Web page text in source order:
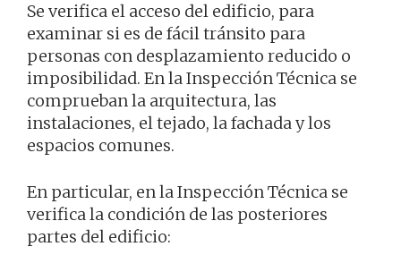
Se verifica el acceso del edificio, para
examinar si es de fácil tránsito para
personas con desplazamiento reducido o
imposibilidad. En la Inspección Técnica se
comprueban la arquitectura, las
instalaciones, el tejado, la fachada y los
espacios comunes.
En particular, en la Inspección Técnica se
verifica la condición de las posteriores
partes del edificio: